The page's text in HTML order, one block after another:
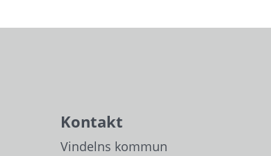
Kontakt
Vindelns kommun